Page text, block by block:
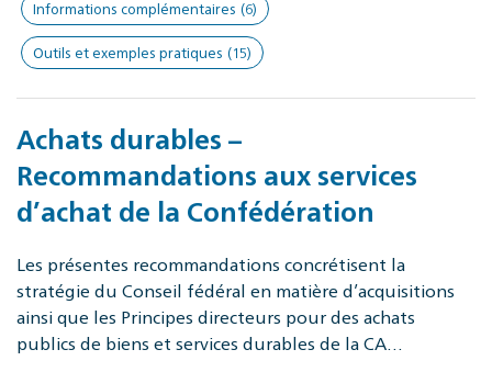
Informations complémentaires (6)
Outils et exemples pratiques (15)
Achats durables –
Recommandations aux services
d’achat de la Confédération
Les présentes recommandations concrétisent la
stratégie du Conseil fédéral en matière d’acquisitions
ainsi que les Principes directeurs pour des achats
publics de biens et services durables de la CA…